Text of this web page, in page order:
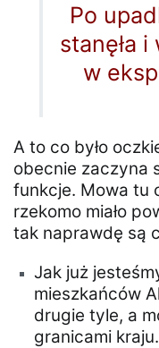
Po
stanęła
w
A to co było
obecnie zaczyna
funkcje. Mowa tu
rzekomo miało
tak naprawdę są
Jak już
mieszkańców
drugie tyle, a
granicami kraju.